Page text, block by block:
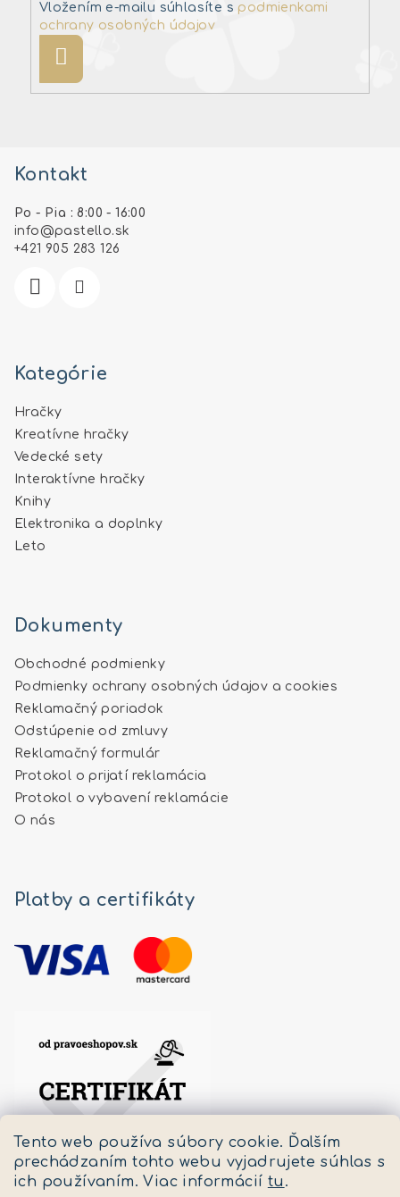
Tento web používa súbory cookie. Ďalším
prechádzaním tohto webu vyjadrujete súhlas s
ich používaním. Viac informácií tu .
Vložením e-mailu súhlasíte s podmienkami
ochrany osobných údajov
Kontakt
Po - Pia : 8:00 - 16:00
info @pastello.sk
+421 905 283 126
Kategórie
Hračky
Kreatívne hračky
Vedecké sety
Interaktívne hračky
Knihy
Elektronika a doplnky
Leto
Dokumenty
Obchodné podmienky
Podmienky ochrany osobných údajov a cookies
Reklamačný poriadok
Odstúpenie od zmluvy
Reklamačný formulár
Protokol o prijatí reklamácia
Protokol o vybavení reklamácie
O nás
Platby a certifikáty